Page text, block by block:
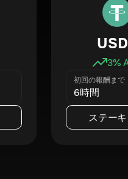
3%
初回の報酬まで
6時間
ステー